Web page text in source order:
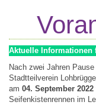
Aktuelle Informationen
Nach zwei Jahren
Stadtteilverein Lohbrügge
am 04. September
Seifenkistenrennen im